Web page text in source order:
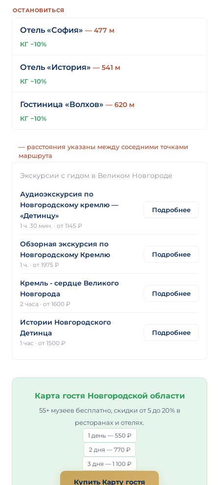
ОСТАНОВИТЬСЯ
Отель «София» — 477 м
КГ −10%
Отель «История» — 541 м
КГ −10%
Гостиница «Волхов» — 620 м
КГ −10%
— расстояния указаны между соседними точками
маршрута
Экскурсии с гидом в Великом Новгороде
Аудиоэкскурсия по
Новгородскому кремлю —
«Детинцу»
1 ч. 30 мин. · от 1145 ₽
Подробнее
Обзорная экскурсия по
Новгородскому Кремлю
1 ч. · от 1975 ₽
Подробнее
Кремль - сердце Великого
Новгорода
2 часа · от 1600 ₽
Подробнее
Истории Новгородского
Детинца
1 час · от 1500 ₽
Подробнее
Карта гостя Новгородской области
55+ музеев бесплатно, скидки от 5 до 20% в
ресторанах и отелях.
1 день — 550 ₽
2 дня — 770 ₽
3 дня — 1 100 ₽
Купить Карту гостя